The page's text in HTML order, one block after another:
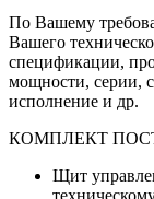
По Вашему
Вашего
спецификации,
мощности, серии,
исполнение и др.
КОМПЛЕКТ
Щит